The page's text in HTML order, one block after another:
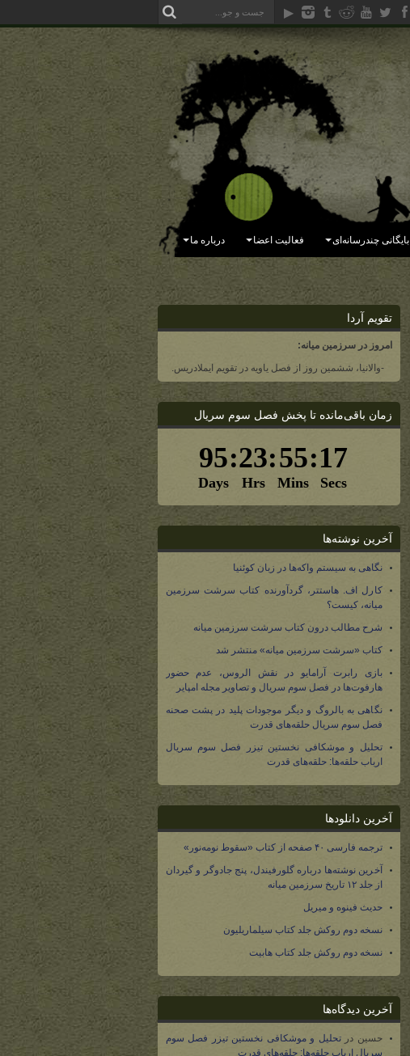
بایگانی چندرسانه‌ای فعالیت اعضا درباره ما
تقویم آردا
امروز در سرزمین میانه:
-والانیا، ششمین روز از فصل یاویه در تقویم ایملادریس.
زمان باقی‌مانده تا پخش فصل سوم سریال
آخرین نوشته‌ها
نگاهی به سیستم واکه‌ها در زبان کوئنیا
کارل اف. هاستتر، گردآورنده کتاب سرشت سرزمین
میانه، کیست؟
شرح مطالب درون کتاب سرشت سرزمین میانه
کتاب «سرشت سرزمین میانه» منتشر شد
بازی رابرت آرامایو در نقش الروس، عدم حضور
هارفوت‌ها در فصل سوم سریال و تصاویر مجله امپایر
نگاهی به بالروگ و دیگر موجودات پلید در پشت صحنه
فصل سوم سریال حلقه‌های قدرت
تحلیل و موشکافی نخستین تیزر فصل سوم سریال
ارباب حلقه‌ها: حلقه‌های قدرت
آخرین دانلودها
ترجمه فارسی ۴۰ صفحه از کتاب «سقوط نومه‌نور»
آخرین نوشته‌ها درباره گلورفیندل، پنج جادوگر و گیردان
از جلد ۱۲ تاریخ سرزمین میانه
حدیث فینوه و میریل
نسخه دوم روکش جلد کتاب سیلماریلیون
نسخه دوم روکش جلد کتاب هابیت
آخرین دیدگاه‌ها
حسین درتحلیل و موشکافی نخستین تیزر فصل سوم
سریال ارباب حلقه‌ها: حلقه‌های قدرت